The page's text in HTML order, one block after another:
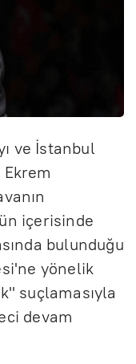
ve İstanbul
içerisinde
bulunduğu
yönelik
suçlamasıyla
devam